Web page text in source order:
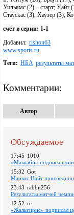
Уильямс (2) – старт; Уайт
Стаускас (3), Хаузер (3),
счёт в серии: 1-1
Добавил: rishon63
www.sports.ru
Теги: НБА результаты
Комментарии:
Автор
Обсуждаемое
17:45 1010
«Маккаби» подписал
15:32 Got
Маркос Найт
23:43 rabbit256
Pезультаты матчей
12:52 rc
«Жальгирис» подписал